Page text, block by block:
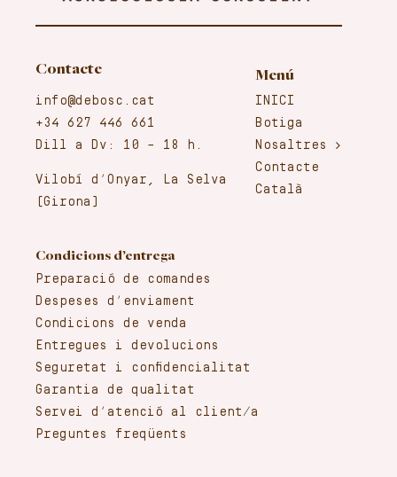
Menú
INICI
Botiga
Nosaltres
Contacte
Català
Contacte
info@debosc.cat
+34 627 446 661
Dill a Dv: 10 – 18 h.
Vilobí d’Onyar, La Selva
(Girona)
Condicions d’entrega
Preparació de comandes
Despeses d’enviament
Condicions de venda
Entregues i devolucions
Seguretat i confidencialitat
Garantia de qualitat
Servei d’atenció al client/a
Preguntes freqüents